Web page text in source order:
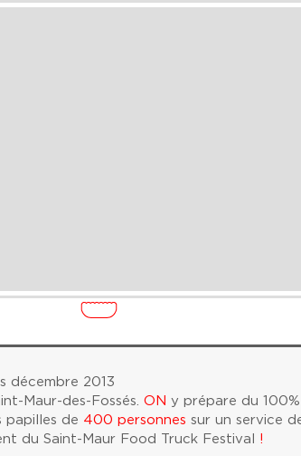
décembre 2013
Maur-des-Fossés. ON y prépare du
papilles de 400 personnes sur un service
du Saint-Maur Food Truck Festival !